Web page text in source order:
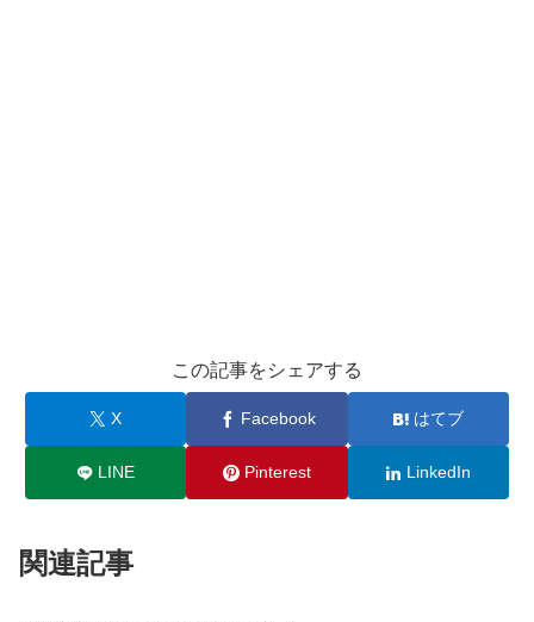
この記事をシェアする
X Facebook はてブ
LINE Pinterest LinkedIn
関連記事